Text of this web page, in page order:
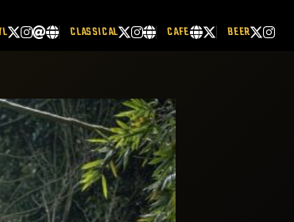
CLASSICAL CAFE BEER